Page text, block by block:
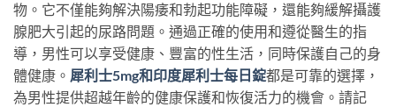
物。它不僅能夠解決陽痿和勃起功能障礙，還能夠緩解攝護
腺肥大引起的尿路問題。通過正確的使用和遵從醫生的指
導，男性可以享受健康、豐富的性生活，同時保護自己的身
體健康。 犀利士5mg和印度犀利士每日錠都是可靠的選擇，
為男性提供超越年齡的健康保護和恢復活力的機會。請記